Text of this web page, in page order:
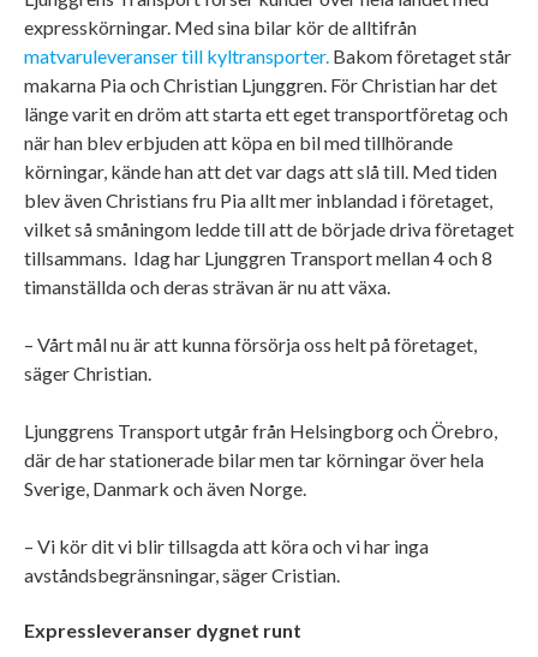
expresskörningar. Med sina bilar kör de alltifrån
matvaruleveranser till kyltransporter. Bakom företaget står
makarna Pia och Christian Ljunggren. För Christian har det
länge varit en dröm att starta ett eget transportföretag och
när han blev erbjuden att köpa en bil med tillhörande
körningar, kände han att det var dags att slå till. Med tiden
blev även Christians fru Pia allt mer inblandad i företaget,
vilket så småningom ledde till att de började driva företaget
tillsammans. Idag har Ljunggren Transport mellan 4 och 8
timanställda och deras strävan är nu att växa.
– Vårt mål nu är att kunna försörja oss helt på företaget,
säger Christian.
Ljunggrens Transport utgår från Helsingborg och Örebro,
där de har stationerade bilar men tar körningar över hela
Sverige, Danmark och även Norge.
– Vi kör dit vi blir tillsagda att köra och vi har inga
avståndsbegränsningar, säger Cristian.
Expressleveranser dygnet runt